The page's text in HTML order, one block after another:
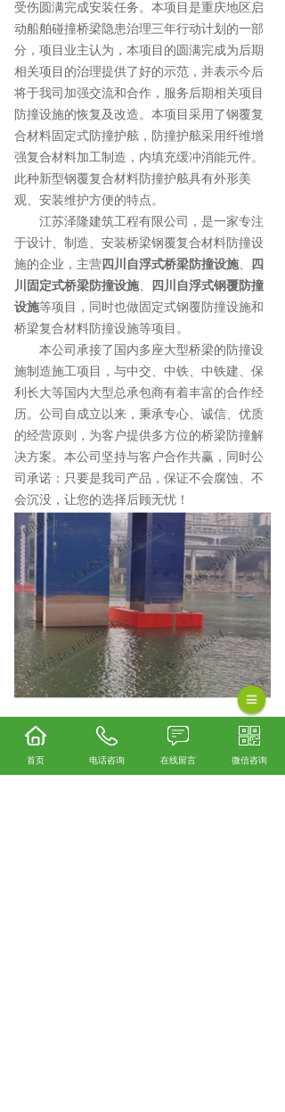
受伤圆满完成安装任务。本项目是重庆地区启
动船舶碰撞桥梁隐患治理三年行动计划的一部
分，项目业主认为，本项目的圆满完成为后期
相关项目的治理提供了好的示范，并表示今后
将于我司加强交流和合作，服务后期相关项目
防撞设施的恢复及改造。本项目采用了钢覆复
合材料固定式防撞护舷，防撞护舷采用纤维增
强复合材料加工制造，内填充缓冲消能元件。
此种新型钢覆复合材料防撞护舷具有外形美
观、安装维护方便的特点。
江苏泽隆建筑工程有限公司，是一家专注
于设计、制造、安装桥梁钢覆复合材料防撞设
施的企业，主营 四川自浮式桥梁防撞设施、
四
川固定式桥梁防撞设施、
四川自浮式钢覆防撞
设施等项目，同时也做固定式钢覆防撞设施和
桥梁复合材料防撞设施等项目。
本公司承接了国内多座大型桥梁的防撞设
施制造施工项目，与中交、中铁、中铁建、保
利长大等国内大型总承包商有着丰富的合作经
历。公司自成立以来，秉承专心、诚信、优质
的经营原则，为客户提供多方位的桥梁防撞解
决方案。本公司坚持与客户合作共赢，同时公
司承诺：只要是我司产品，保证不会腐蚀、不
会沉没，让您的选择后顾无忧！
首页 电话咨询 在线留言 微信咨询